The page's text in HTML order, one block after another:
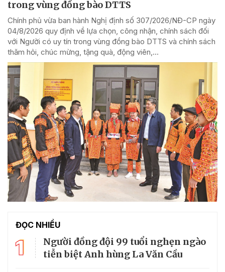
trong vùng đồng bào DTTS
Chính phủ vừa ban hành Nghị định số 307/2026/NĐ-CP ngày
04/8/2026 quy định về lựa chọn, công nhận, chính sách đối
với Người có uy tín trong vùng đồng bào DTTS và chính sách
thăm hỏi, chúc mừng, tặng quà, động viên,...
ĐỌC NHIỀU
1
Người đồng đội 99 tuổi nghẹn ngào
tiễn biệt Anh hùng La Văn Cầu